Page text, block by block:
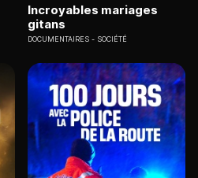
Incroyables mariages
gitans
DOCUMENTAIRES SOCIÉTÉ